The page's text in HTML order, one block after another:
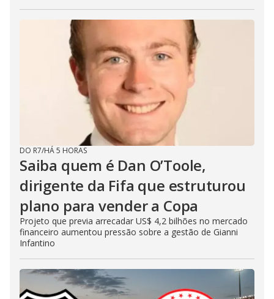
DO R7/HÁ 5 HORAS
Saiba quem é Dan O’Toole,
dirigente da Fifa que estruturou
plano para vender a Copa
Projeto que previa arrecadar US$ 4,2 bilhões no mercado
financeiro aumentou pressão sobre a gestão de Gianni
Infantino